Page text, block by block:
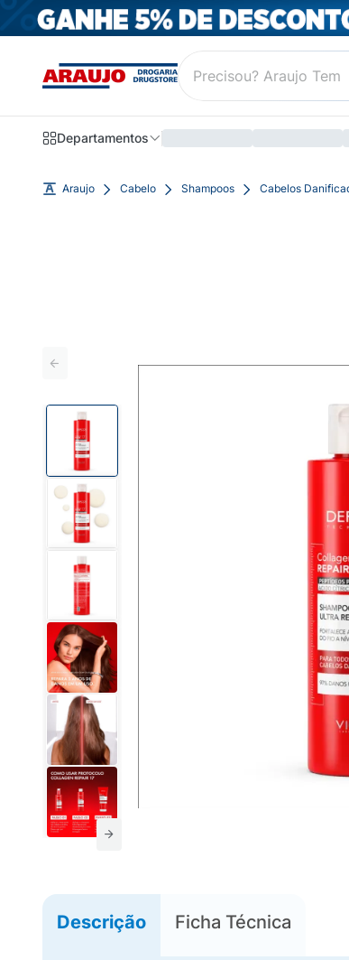
Departamentos
Araujo Cabelo Shampoos Cabelos
Descrição Ficha Técnica